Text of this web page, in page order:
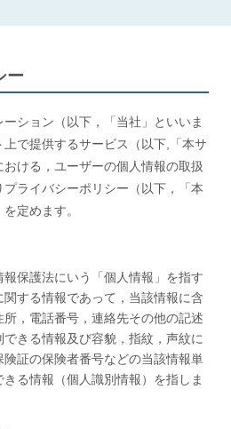
ー
ション（以下，「当社」といいま
で提供するサービス（以下,「本サ
ける，ユーザーの個人情報の取扱
ライバシーポリシー（以下，「本
定めます。
報保護法にいう「個人情報」を指す
する情報であって，当該情報に含
，電話番号，連絡先その他の記述
きる情報及び容貌，指紋，声紋に
証の保険者番号などの当該情報単
る情報（個人識別情報）を指しま